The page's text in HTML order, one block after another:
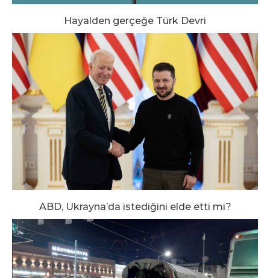
Hayalden gerçeğe Türk Devri
ABD, Ukrayna’da istediğini elde etti mi?